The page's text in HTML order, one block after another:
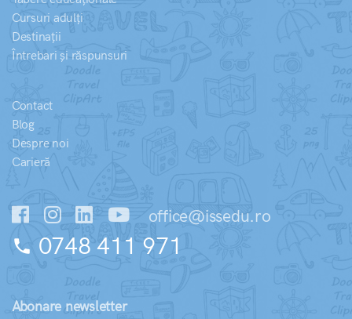
Cursuri adulți
Destinații
Întrebari și răspunsuri
Contact
Blog
Despre noi
Carieră
office@issedu.ro
phone 0748 411 971
Abonare newsletter